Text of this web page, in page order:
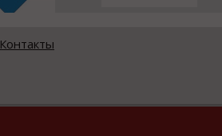
Контакты